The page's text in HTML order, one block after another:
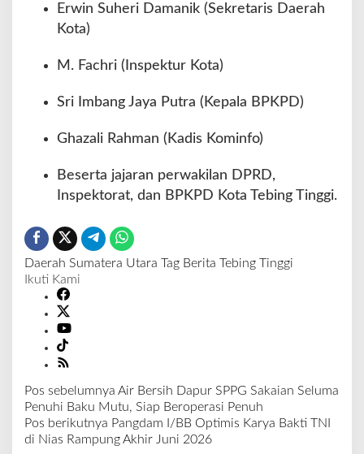
Erwin Suheri Damanik (Sekretaris Daerah
Kota)
M. Fachri (Inspektur Kota)
Sri Imbang Jaya Putra (Kepala BPKPD)
Ghazali Rahman (Kadis Kominfo)
Beserta jajaran perwakilan DPRD,
Inspektorat, dan BPKPD Kota Tebing Tinggi.
Daerah Sumatera Utara Tag Berita Tebing Tinggi
Ikuti Kami
N
a
v
Pos sebelumnya Air Bersih Dapur SPPG Sakaian Seluma
Penuhi Baku Mutu, Siap Beroperasi Penuh
Pos berikutnya Pangdam I/BB Optimis Karya Bakti TNI
di Nias Rampung Akhir Juni 2026